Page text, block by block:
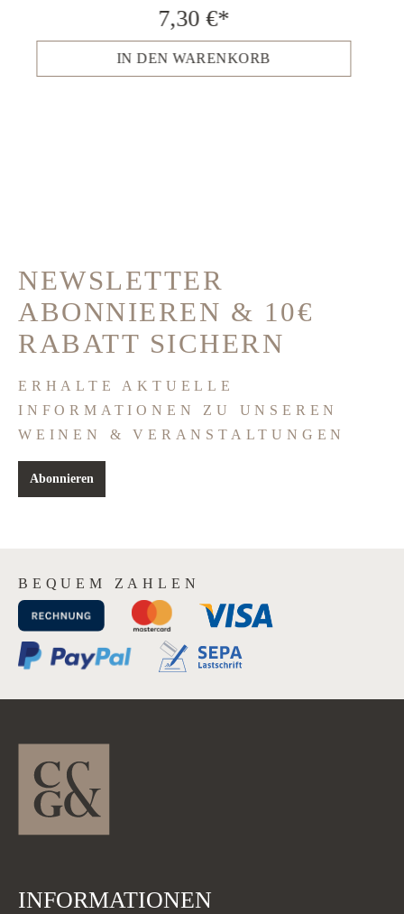
7,30 €*
IN DEN WARENKORB
NEWSLETTER
ABONNIEREN & 10€
RABATT SICHERN
ERHALTE AKTUELLE
INFORMATIONEN ZU UNSEREN
WEINEN & VERANSTALTUNGEN
Abonnieren
BEQUEM ZAHLEN
INFORMATIONEN